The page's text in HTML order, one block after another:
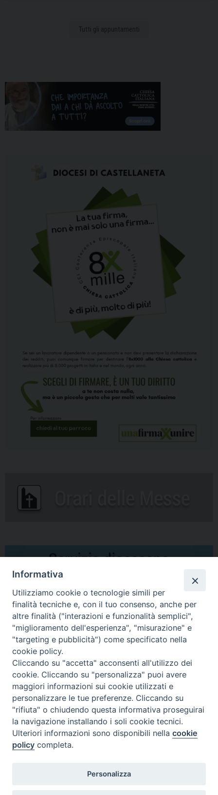
Tutti gli appuntamenti
Comunicati Stampa
Il cordoglio dei Vescovi di Puglia per la morte di S.E.R. Mons. Agostino
Superbo
Nasce la Consulta Diocesana delle Aggregazioni Laicali di Castellaneta
Archivio comunicati stampa
2026 © Diocesi di Castellaneta
Informativa
Utilizziamo cookie o tecnologie simili per
finalità tecniche e, con il tuo consenso, anche per
altre finalità ("interazioni e funzionalità semplici",
"miglioramento dell'esperienza", "misurazione" e
"targeting e pubblicità") come specificato nella
cookie policy.
Cliccando su "accetta" acconsenti all'utilizzo dei
cookie. Cliccando su "personalizza" puoi avere
maggiori informazioni sui cookie utilizzati e
personalizzare le tue preferenze. Cliccando su
"rifiuta" o chiudendo questa informativa proseguirai
la navigazione installando i soli cookie tecnici.
Ulteriori informazioni sono disponibili nellacookie
policy completa.
Personalizza